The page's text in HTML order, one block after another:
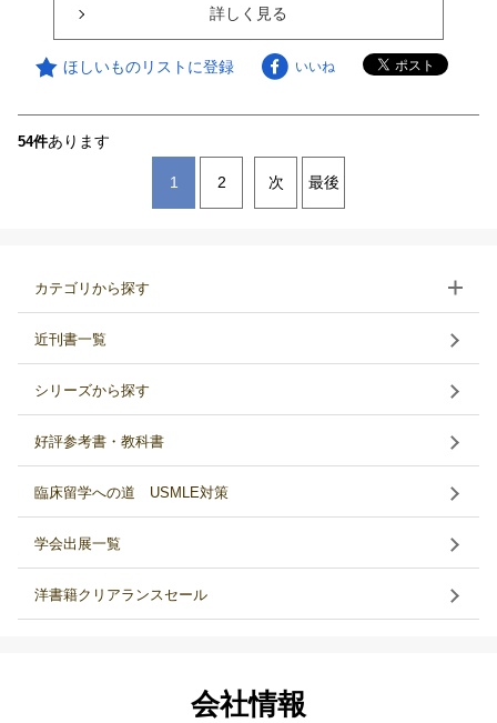
詳しく見る
ほしいものリストに登録 いいね
54件あります
1 2 次 最後
カテゴリから探す
近刊書一覧
シリーズから探す
好評参考書・教科書
臨床留学への道 USMLE対策
学会出展一覧
洋書籍クリアランスセール
会社情報